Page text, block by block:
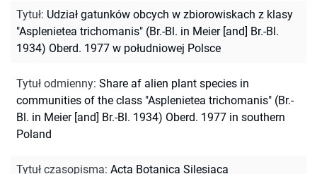
Tytuł: Udział gatunków obcych w zbiorowiskach z klasy
"Asplenietea trichomanis" (Br.-Bl. in Meier [and] Br.-Bl.
1934) Oberd. 1977 w południowej Polsce
Tytuł odmienny: Share af alien plant species in
communities of the class "Asplenietea trichomanis" (Br.-
Bl. in Meier [and] Br.-Bl. 1934) Oberd. 1977 in southern
Poland
Tytuł czasopisma: Acta Botanica Silesiaca